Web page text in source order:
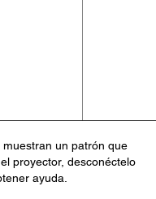
un patrón que
proyector, desconéctelo
ayuda.